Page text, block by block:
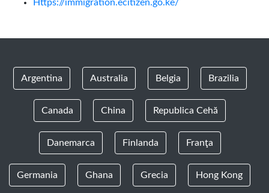
Https://immigration.ecitizen.go.ke/
Argentina Australia Belgia Brazilia
Canada China Republica Cehă
Danemarca Finlanda Franţa
Germania Ghana Grecia Hong Kong